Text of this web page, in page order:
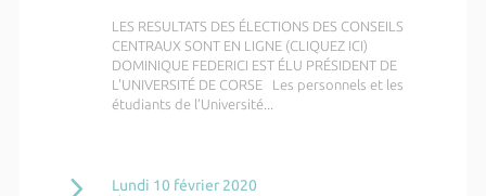
LES RESULTATS DES ÉLECTIONS DES CONSEILS
CENTRAUX SONT EN LIGNE (CLIQUEZ ICI)
DOMINIQUE FEDERICI EST ÉLU PRÉSIDENT DE
L'UNIVERSITÉ DE CORSE Les personnels et les
étudiants de l’Université...
Lundi 10 février 2020